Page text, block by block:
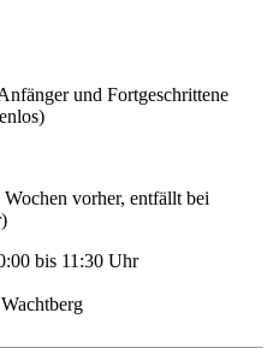
und Fortgeschrittene
vorher, entfällt bei
bis 11:30 Uhr